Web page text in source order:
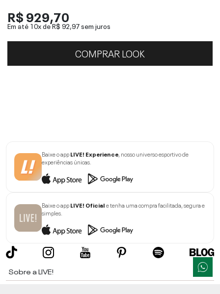
R$ 929,70
Em até 10x deR$ 92,97sem juros
COMPRAR LOOK
Baixe o appLIVE! Experience, nosso universo esportivo de
experiências únicas.
Baixe o appLIVE! Oficiale tenha uma compra facilitada, segura e
simples.
Sobre a LIVE!